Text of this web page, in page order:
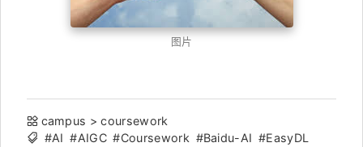
图片
campus > coursework
#AI #AIGC #Coursework #Baidu-AI #EasyDL